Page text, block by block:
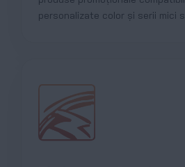
personalizate color și serii mici